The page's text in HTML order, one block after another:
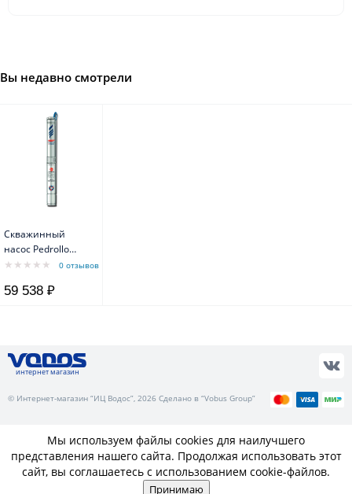
Вы недавно смотрели
Скважинный
насос Pedrollo
4SRm 1/32 F-PD с
двигателем 4PD
0 отзывов
59 538 ₽
интернет магазин
© Интернет-магазин “ИЦ Водос”, 2026 Сделано в “Vobus Group”
Мы используем файлы cookies для наилучшего
представления нашего сайта. Продолжая использовать этот
сайт, вы соглашаетесь с использованием cookie-файлов.
Принимаю